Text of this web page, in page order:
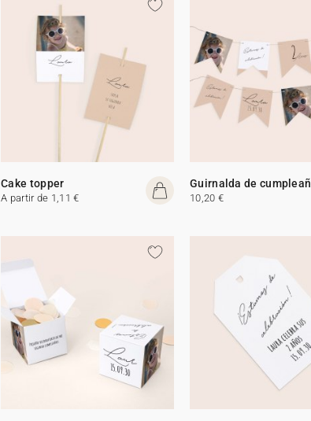
Cake topper
A partir de 1,11 €
Guirnalda de
10,20 €